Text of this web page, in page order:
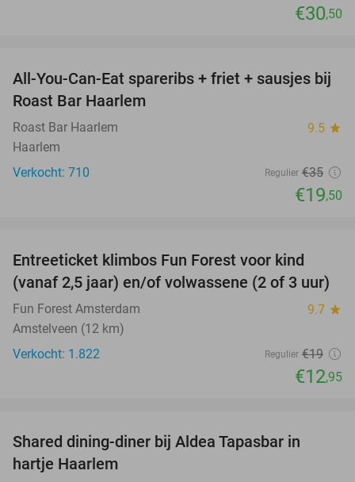
€30,50
44%
All-You-Can-Eat spareribs + friet + sausjes bij
Roast Bar Haarlem
Roast Bar Haarlem 9.5 star
Haarlem
Verkocht: 710
Regulier €35
€19,50
Entreeticket klimbos Fun Forest voor kind
(vanaf 2,5 jaar) en/of volwassene (2 of 3 uur)
Fun Forest Amsterdam 9.7 star
Amstelveen (12 km)
Verkocht: 1.822
Regulier €19
€12,95
Shared dining-diner bij Aldea Tapasbar in
hartje Haarlem